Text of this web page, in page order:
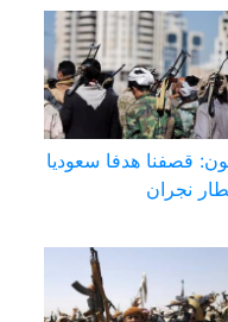
قصفنا هدفا سعوديا
نجران